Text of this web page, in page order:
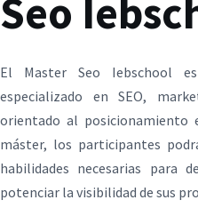
Seo
El Master Seo Iebschool
especializado en SEO,
orientado al posicionamiento
máster, los participantes
habilidades necesarias
potenciar la visibilidad de sus